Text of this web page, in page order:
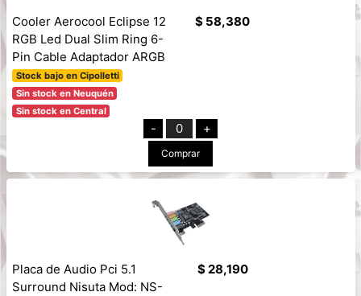
Cooler Aerocool Eclipse 12
RGB Led Dual Slim Ring 6-
Pin Cable Adaptador ARGB
Stock bajo en Cipolletti
Sin stock en Neuquén
Sin stock en Central
$ 58,380
- 0 +
Comprar
Placa de Audio Pci 5.1
Surround Nisuta Mod: NS-
$ 28,190